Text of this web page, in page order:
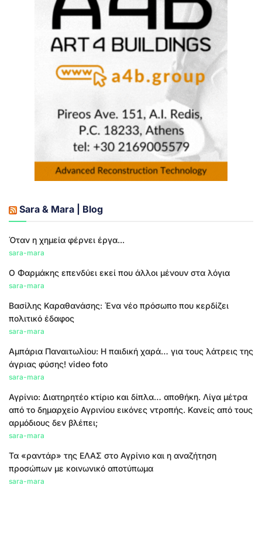
Sara & Mara | Blog
Όταν η χημεία φέρνει έργα...
sara-mara
Ο Φαρμάκης επενδύει εκεί που άλλοι μένουν στα λόγια
sara-mara
Βασίλης Καραθανάσης: Ένα νέο πρόσωπο που κερδίζει
πολιτικό έδαφος
sara-mara
Αμπάρια Παναιτωλίου: Η παιδική χαρά… για τους λάτρεις της
άγριας φύσης! video foto
sara-mara
Αγρίνιο: Διατηρητέο κτίριο και δίπλα… αποθήκη. Λίγα μέτρα
από το δημαρχείο Αγρινίου εικόνες ντροπής. Κανείς από τους
αρμόδιους δεν βλέπει;
sara-mara
Τα «ραντάρ» της ΕΛΑΣ στο Αγρίνιο και η αναζήτηση
προσώπων με κοινωνικό αποτύπωμα
sara-mara